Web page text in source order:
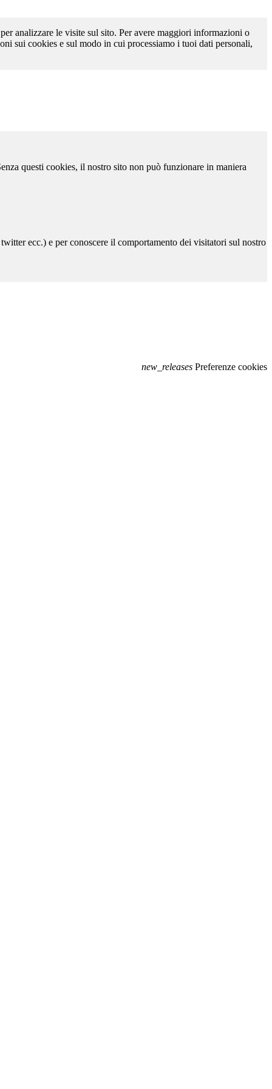
analizzare le visite sul sito. Per avere maggiori informazioni o
sui cookies e sul modo in cui processiamo i tuoi dati personali,
questi cookies, il nostro sito non può funzionare in maniera
ecc.) e per conoscere il comportamento dei visitatori sul nostro
new_releases Preferenze cookies